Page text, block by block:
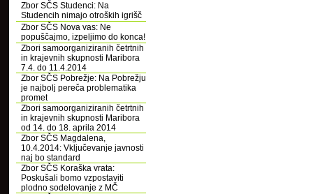
Zbor SČS Studenci: Na
Studencih nimajo otroških igrišč
Zbor SČS Nova vas: Ne
popuščajmo, izpeljimo do konca!
Zbori samoorganiziranih četrtnih
in krajevnih skupnosti Maribora
7.4. do 11.4.2014
Zbor SČS Pobrežje: Na Pobrežju
je najbolj pereča problematika
promet
Zbori samoorganiziranih četrtnih
in krajevnih skupnosti Maribora
od 14. do 18. aprila 2014
Zbor SČS Magdalena,
10.4.2014: Vključevanje javnosti
naj bo standard
Zbor SČS Koraška vrata:
Poskušali bomo vzpostaviti
plodno sodelovanje z MČ